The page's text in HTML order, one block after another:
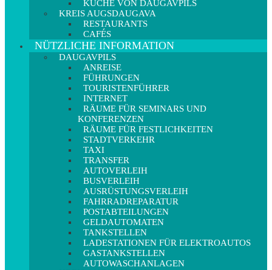
KÜCHE VON DAUGAVPILS
KREIS AUGSDAUGAVA
RESTAURANTS
CAFÉS
NÜTZLICHE INFORMATION
DAUGAVPILS
ANREISE
FÜHRUNGEN
TOURISTENFÜHRER
INTERNET
RÄUME FÜR SEMINARS UND
KONFERENZEN
RÄUME FÜR FESTLICHKEITEN
STADTVERKEHR
TAXI
TRANSFER
AUTOVERLEIH
BUSVERLEIH
AUSRÜSTUNGSVERLEIH
FAHRRADREPARATUR
POSTABTEILUNGEN
GELDAUTOMATEN
TANKSTELLEN
LADESTATIONEN FÜR ELEKTROAUTOS
GASTANKSTELLEN
AUTOWASCHANLAGEN